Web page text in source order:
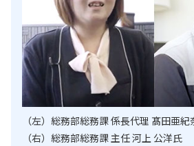
（左）総務部総務課 係長代理 髙田亜紀
（右）総務部総務課 主任 河上 公洋氏